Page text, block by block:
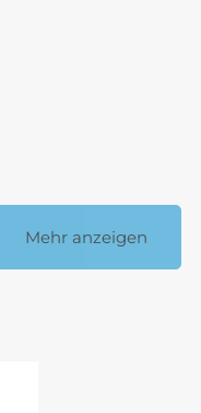
Mehr anzeigen